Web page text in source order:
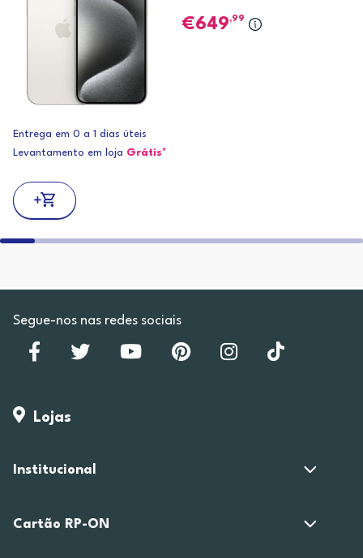
649,99
Entrega em 0 a 1 dias úteis
Levantamento em loja Grátis*
Segue-nos nas redes sociais
Lojas
Institucional
Cartão RP-ON